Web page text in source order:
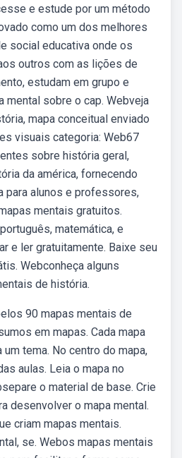
e estude por um método
como um dos melhores
social educativa onde os
outros com as lições de
estudam em grupo e
mental sobre o cap. Webveja
mapa conceitual enviado
visuais categoria: Web67
sobre história geral,
da américa, fornecendo
para alunos e professores,
mentais gratuitos.
matemática, e
e ler gratuitamente. Baixe seu
Webconheça alguns
de história.
90 mapas mentais de
em mapas. Cada mapa
tema. No centro do mapa,
aulas. Leia o mapa no
o material de base. Crie
desenvolver o mapa mental.
criam mapas mentais.
se. Webos mapas mentais